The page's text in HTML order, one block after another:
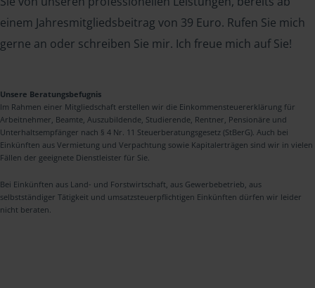
einem Jahresmitgliedsbeitrag von 39 Euro. Rufen Sie mich
gerne an oder schreiben Sie mir. Ich freue mich auf Sie!
Unsere Beratungsbefugnis
Im Rahmen einer Mitgliedschaft erstellen wir die Einkommensteuererklärung für
Arbeitnehmer, Beamte, Auszubildende, Studierende, Rentner, Pensionäre und
Unterhaltsempfänger nach § 4 Nr. 11 Steuerberatungsgesetz (StBerG). Auch bei
Einkünften aus Vermietung und Verpachtung sowie Kapitalerträgen sind wir in vielen
Fällen der geeignete Dienstleister für Sie.
Bei Einkünften aus Land- und Forstwirtschaft, aus Gewerbebetrieb, aus
selbstständiger Tätigkeit und umsatzsteuerpflichtigen Einkünften dürfen wir leider
nicht beraten.